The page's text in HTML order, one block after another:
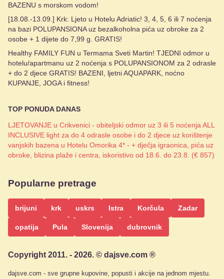
BAZENU s morskom vodom!
[18.08.-13.09.] Krk: Ljeto u Hotelu Adriatic! 3, 4, 5, 6 ili 7 noćenja
na bazi POLUPANSIONA uz bezalkoholna pića uz obroke za 2
osobe + 1 dijete do 7,99 g. GRATIS!
Healthy FAMILY FUN u Termama Sveti Martin! TJEDNI odmor u
hotelu/apartmanu uz 2 noćenja s POLUPANSIONOM za 2 odrasle
+ do 2 djece GRATIS! BAZENI, ljetni AQUAPARK, noćno
KUPANJE, JOGA i fitness!
TOP PONUDA DANAS
LJETOVANJE u Crikvenici - obiteljski odmor uz 3 ili 5 noćenja ALL
INCLUSIVE light za do 4 odrasle osobe i do 2 djece uz korištenje
vanjskih bazena u Hotelu Omorika 4* - + dječja igraonica, pića uz
obroke, blizina plaže i centra, iskoristivo od 18.6. do 23.8. (€ 857)
Popularne pretrage
brijuni krk uskrs Istra Korčula Zadar
opatija Pula Slovenija dubrovnik
Copyright 2011. - 2026. © dajsve.com ®
dajsve.com - sve grupne kupovine, popusti i akcije na jednom mjestu.